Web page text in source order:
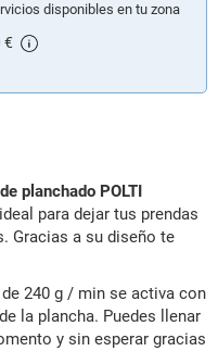
disponibles en tu zona
€
planchado POLTI
para dejar tus prendas
Gracias a su diseño te
240 g / min se activa con
la plancha. Puedes llenar
y sin esperar gracias